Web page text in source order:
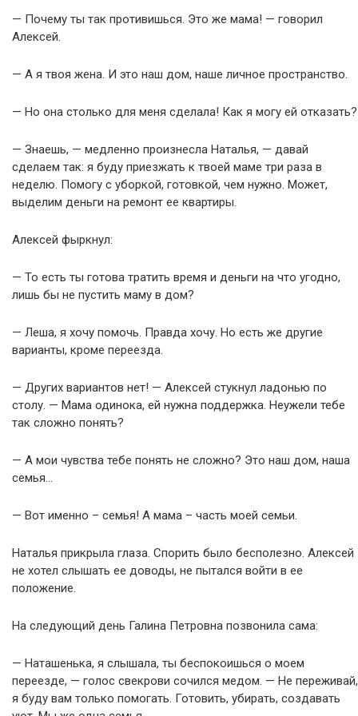
— Почему ты так противишься. Это же мама! — говорил
Алексей.
— А я твоя жена. И это наш дом, наше личное пространство.
— Но она столько для меня сделала! Как я могу ей отказать?
— Знаешь, — медленно произнесла Наталья, — давай
сделаем так: я буду приезжать к твоей маме три раза в
неделю. Помогу с уборкой, готовкой, чем нужно. Может,
выделим деньги на ремонт ее квартиры.
Алексей фыркнул:
— То есть ты готова тратить время и деньги на что угодно,
лишь бы не пустить маму в дом?
— Леша, я хочу помочь. Правда хочу. Но есть же другие
варианты, кроме переезда.
— Других вариантов нет! — Алексей стукнул ладонью по
столу. — Мама одинока, ей нужна поддержка. Неужели тебе
так сложно понять?
— А мои чувства тебе понять не сложно? Это наш дом, наша
семья…
— Вот именно – семья! А мама – часть моей семьи.
Наталья прикрыла глаза. Спорить было бесполезно. Алексей
не хотел слышать ее доводы, не пытался войти в ее
положение.
На следующий день Галина Петровна позвонила сама:
— Наташенька, я слышала, ты беспокоишься о моем
переезде, — голос свекрови сочился медом. — Не переживай,
я буду вам только помогать. Готовить, убирать, создавать